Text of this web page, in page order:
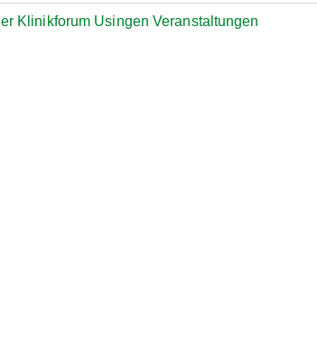
Klinikforum Usingen Veranstaltungen